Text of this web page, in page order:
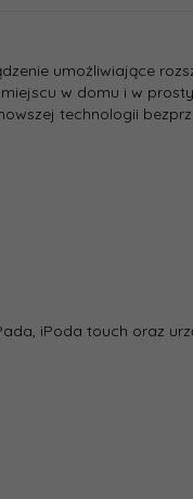
umożliwiające
w domu i w
technologii
iPoda touch oraz